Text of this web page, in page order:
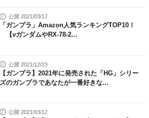
公開 2021/03/17
「ガンプラ」Amazon人気ランキングTOP10！
【νガンダムやRX-78-2...
公開 2021/12/23
【ガンプラ】2021年に発売された「HG」シリー
ズのガンプラであなたが一番好きな...
公開 2021/03/12